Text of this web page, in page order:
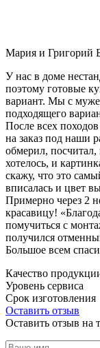
Мария и Григорий
У нас в доме
поэтому готовые
вариант. Мы с
подходящего
После всех
на заказ под наши
обмерил,
хотелось, и
скажу, что это
вписалась и цвет
Примерно через 2
красавицу!
помучиться с
получился
Большое всем
Качество
Уровень сервиса
Срок изготовления
Оставить отзыв
Оставить отзыв на